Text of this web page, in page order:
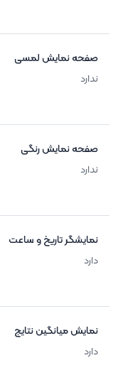
صفحه نمایش لمسی
ندارد
صفحه نمایش رنگی
ندارد
نمایشگر تاریخ و ساعت
دارد
نمایش میانگین نتایج
دارد